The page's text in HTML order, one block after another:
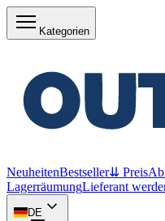
Kategorien
NeuheitenBestseller⇊ Preis
LagerräumungLieferant
DE